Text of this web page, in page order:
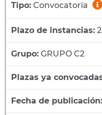
Tipo: Convocatoria
Plazo de instancias:
Grupo: GRUPO C2
Plazas ya
Fecha de publicación: